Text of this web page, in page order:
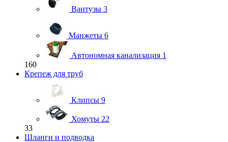
Вантузы 3
Манжеты 6
Автономная канализация 1
160
Крепеж для труб
Клипсы 9
Хомуты 22
33
Шланги и подводка